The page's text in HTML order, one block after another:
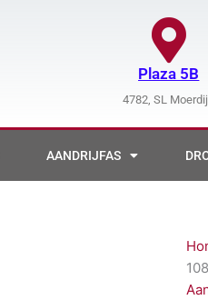
Plaza 5B
4782, SL
AANDRIJFAS